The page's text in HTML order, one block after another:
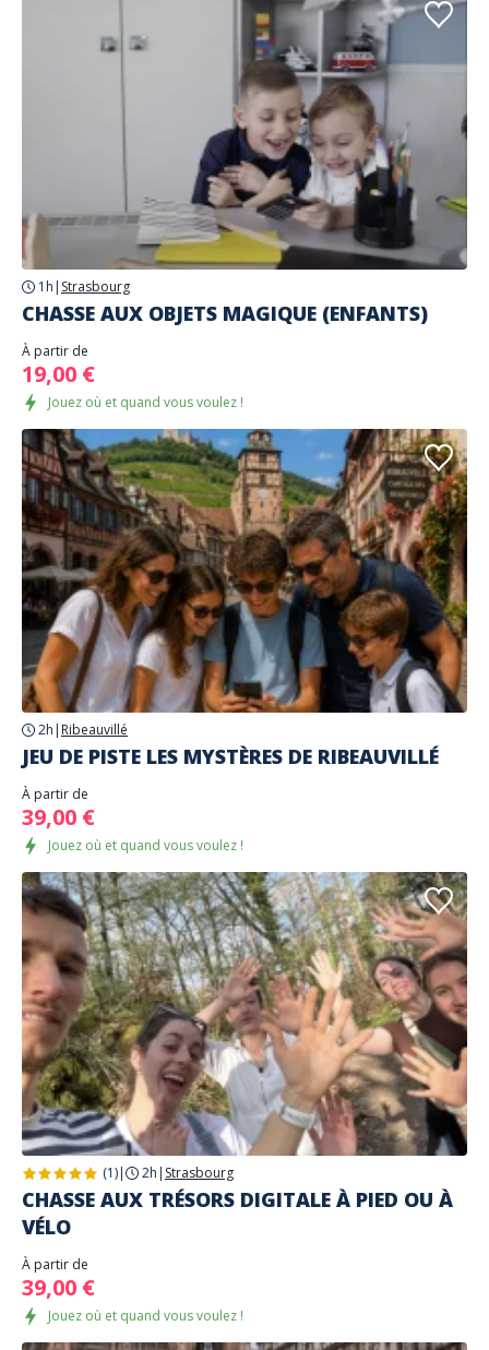
1h | Strasbourg
CHASSE AUX OBJETS MAGIQUE (ENFANTS)
À partir de
19,00 €
Jouez où et quand vous voulez !
2h | Ribeauvillé
JEU DE PISTE LES MYSTÈRES DE RIBEAUVILLÉ
À partir de
39,00 €
Jouez où et quand vous voulez !
(1)| 2h | Strasbourg
CHASSE AUX TRÉSORS DIGITALE À PIED OU À
VÉLO
À partir de
39,00 €
Jouez où et quand vous voulez !